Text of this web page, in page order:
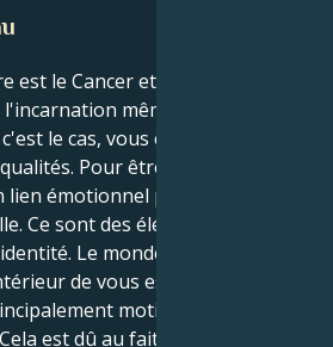
est le Cancer et votre lune le
même de la stabilité
le cas, vous êtes l'exemple
Pour être un Cancer,
lien émotionnel profond, une
Ce sont des éléments
Le monde émotionnel
de vous est, quant à lui,
motivé par un
est dû au fait que la Lune en